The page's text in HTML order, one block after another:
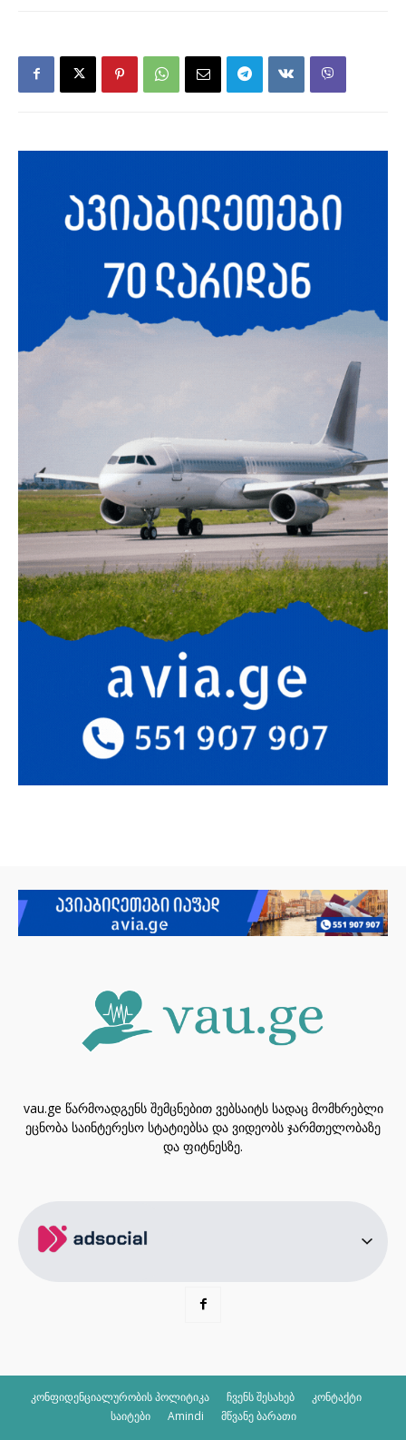
vau.ge წარმოადგენს შემცნებით ვებსაიტს სადაც მომხრებლი
ეცნობა საინტერესო სტატიებსა და ვიდეობს ჯარმთელობაზე
და ფიტნესზე.
კონფიდენციალურობის პოლიტიკა ჩვენს შესახებ
კონტაქტი
საიტები
Amindi მწვანე ბარათი